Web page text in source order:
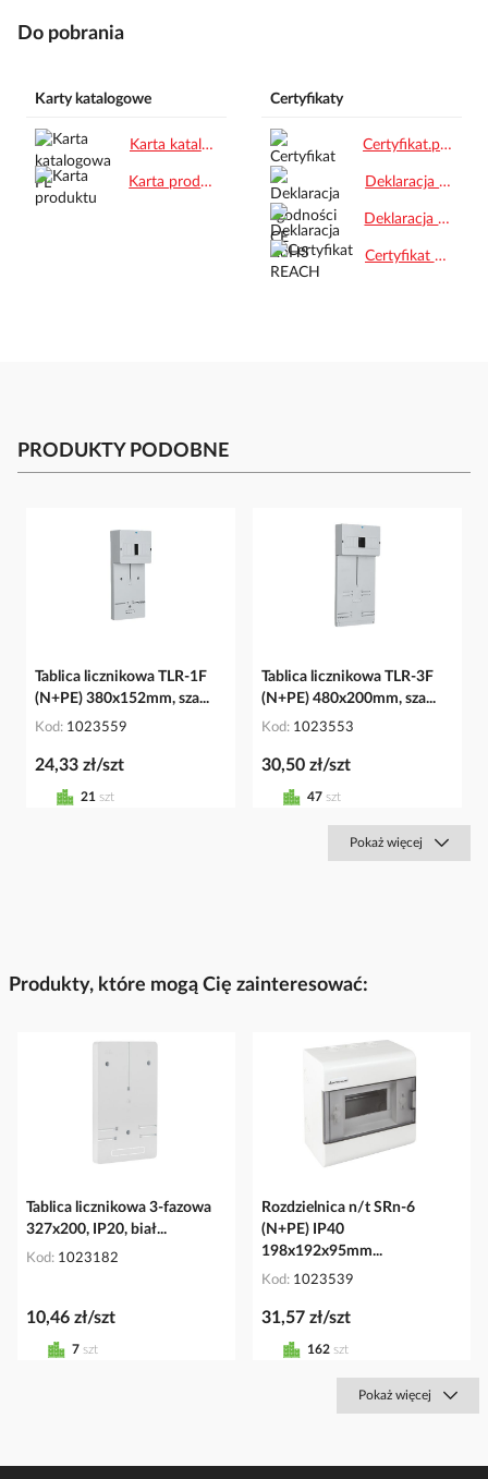
Do pobrania
Karty katalogowe
Karta katalogowa PL.pdf
Karta produktu.pdf
Certyfikaty
Certyfikat.pdf
Deklaracja zgodności CE.pdf
Deklaracja RoHS.pdf
Certyfikat REACH.pdf
PRODUKTY PODOBNE
Tablica licznikowa TLR-1F
(N+PE) 380x152mm, sza...
Kod 1023559
24,33 zł/szt
21 szt
Tablica licznikowa TLR-3F
(N+PE) 480x200mm, sza...
Kod 1023553
30,50 zł/szt
47 szt
Pokaż więcej
Produkty, które mogą Cię zainteresować:
Tablica licznikowa 3-fazowa
327x200, IP20, biał...
Kod 1023182
10,46 zł/szt
7 szt
Rozdzielnica n/t SRn-6
(N+PE) IP40
198x192x95mm...
Kod 1023539
31,57 zł/szt
162 szt
Pokaż więcej